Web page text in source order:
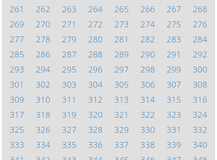
261
262 263 264 265 266 267
268
269
270 271 272 273 274 275
276
277
278 279 280 281 282 283
284
285
286 287 288 289 290 291
292
293
294 295 296 297 298 299
300
301
302 303 304 305 306 307
308
309
310 311 312 313 314 315
316
317
318 319 320 321 322 323
324
325
326 327 328 329 330 331
332
333
334 335 336 337 338 339
340